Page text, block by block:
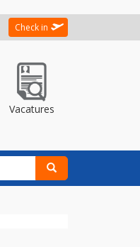
Check in
Vacatures